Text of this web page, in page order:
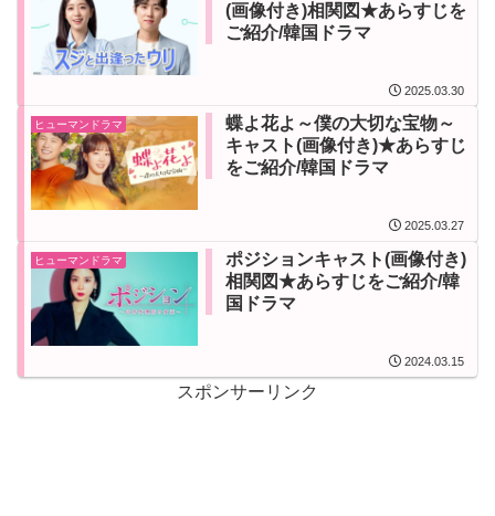
(画像付き)相関図★あらすじを
ご紹介/韓国ドラマ
2025.03.30
ヒューマンドラマ
蝶よ花よ～僕の大切な宝物～
キャスト(画像付き)★あらすじ
をご紹介/韓国ドラマ
2025.03.27
ヒューマンドラマ
ポジションキャスト(画像付き)
相関図★あらすじをご紹介/韓
国ドラマ
2024.03.15
スポンサーリンク